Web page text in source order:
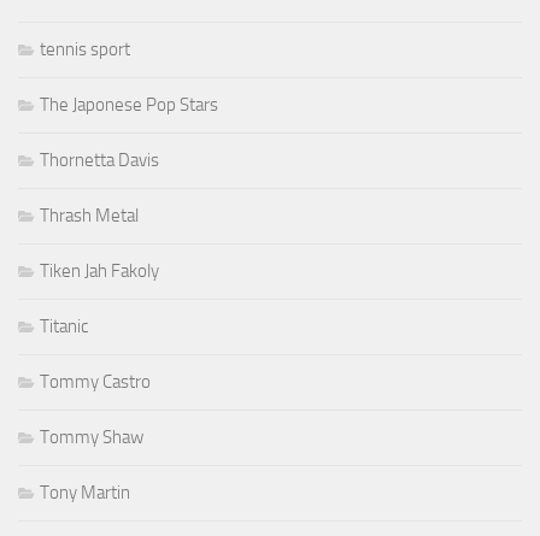
tennis sport
The Japonese Pop Stars
Thornetta Davis
Thrash Metal
Tiken Jah Fakoly
Titanic
Tommy Castro
Tommy Shaw
Tony Martin